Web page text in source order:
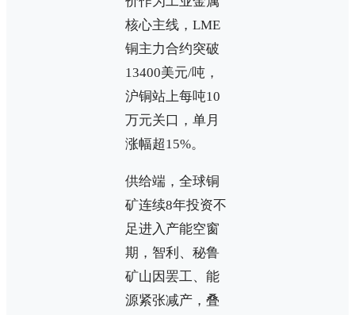
核心主线，LME
铜主力合约突破
13400美元/吨，
沪铜站上每吨10
万元关口，单月
涨幅超15%。
供给端，全球铜
矿连续8年投资不
足进入产能空窗
期，智利、秘鲁
矿山因罢工、能
源紧张减产，叠